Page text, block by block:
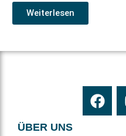
Weiterlesen
ÜBER UNS